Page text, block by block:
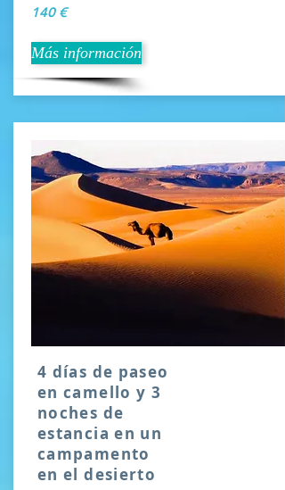
140 €
Más información
4 días de paseo
en camello y 3
noches de
estancia en un
campamento
en el desierto